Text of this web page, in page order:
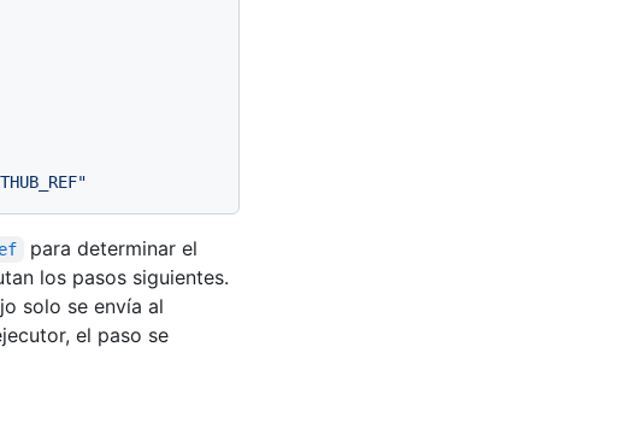
para determinar el
los pasos siguientes.
solo se envía al
el paso se